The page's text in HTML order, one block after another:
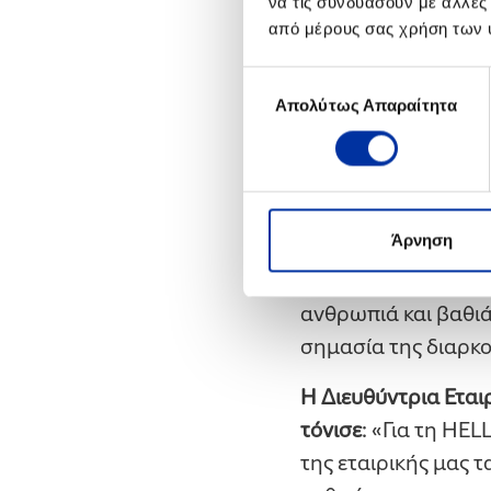
από μέρους σας χρήση των
συγκατάθεσης
Απολύτως Απαραίτητα
Άρνηση
ενισχύοντας την
Ο Σεβασμιώτατος
«Ευχαριστώ θερμά
Ιερού Ναού Αγίου
των ανθρώπων στον
Στο ίδιο πνεύμα,
ο
Κωνσταντίνος
ανθρωπιά και
σημασία της
Η Διευθύντρια
τόνισε: «Για τη
της εταιρικής μας